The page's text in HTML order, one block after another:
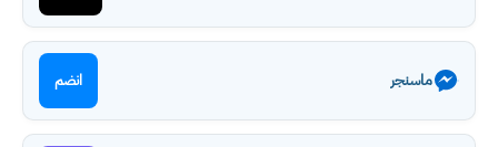
ماسنجر انضم